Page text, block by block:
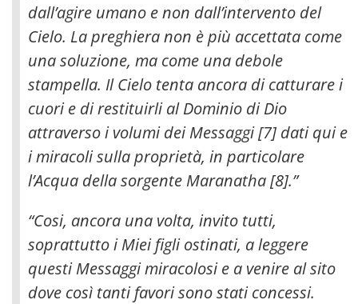
dall’agire umano e non dall’intervento del
Cielo. La preghiera non è più accettata come
una soluzione, ma come una debole
stampella. Il Cielo tenta ancora di catturare i
cuori e di restituirli al Dominio di Dio
attraverso i volumi dei Messaggi [7] dati qui e
i miracoli sulla proprietà, in particolare
l’Acqua della sorgente Maranatha [8].”
“Cosi, ancora una volta, invito tutti,
soprattutto i Miei figli ostinati, a leggere
questi Messaggi miracolosi e a venire al sito
dove così tanti favori sono stati concessi.